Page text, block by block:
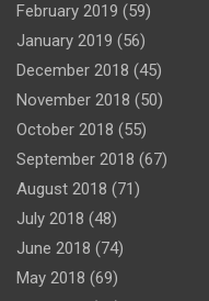
February 2019 (59)
January 2019 (56)
December 2018 (45)
November 2018 (50)
October 2018 (55)
September 2018 (67)
August 2018 (71)
July 2018 (48)
June 2018 (74)
May 2018 (69)